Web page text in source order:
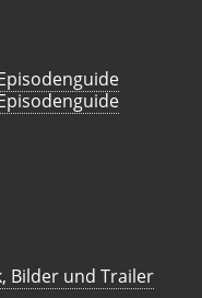
Bilder und Trailer